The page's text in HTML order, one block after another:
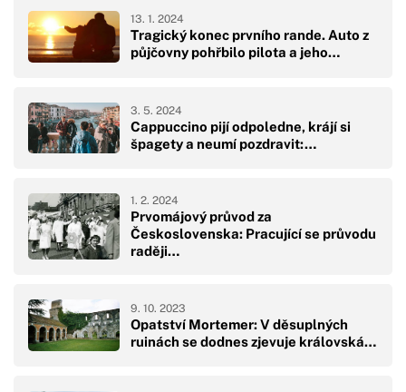
Tragický konec prvního rande. Auto z
půjčovny pohřbilo pilota a jeho…
13. 1. 2024
Cappuccino pijí odpoledne, krájí si
špagety a neumí pozdravit:…
3. 5. 2024
Prvomájový průvod za
Československa: Pracující se průvodu
raději…
1. 2. 2024
Opatství Mortemer: V děsuplných
ruinách se dodnes zjevuje královská…
9. 10. 2023